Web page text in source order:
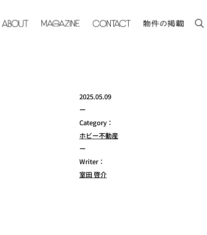
2025.05.09
ー
Category：
ホビー不動産
ー
Writer：
室田 啓介